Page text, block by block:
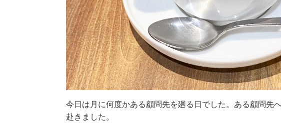
今日は月に何度かある顧問先を廻る日でした。ある顧問先
赴きました。